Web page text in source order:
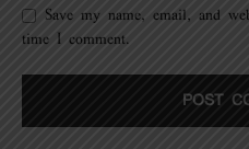
Save my name, email, and
time I comment.